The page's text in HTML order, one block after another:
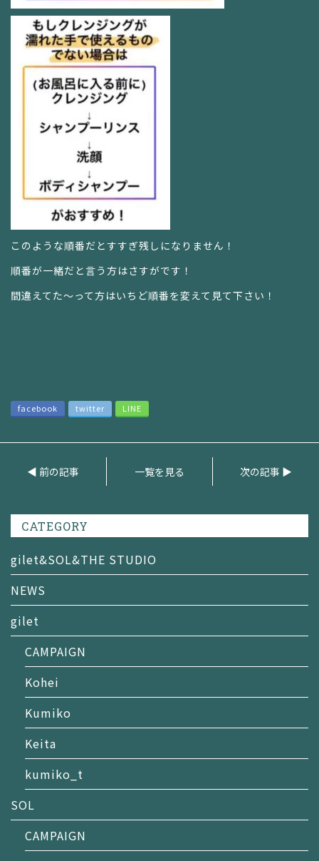
このような順番だとすすぎ残しになりません！
順番が一緒だと言う方はさすがです！
間違えてた～って方はいちど順番を変えて見て下さい！
facebook twitter LINE
◀ 前の記事 一覧を見る 次の記事 ▶
CATEGORY
gilet&SOL&THE STUDIO
NEWS
gilet
CAMPAIGN
Kohei
Kumiko
Keita
kumiko_t
SOL
CAMPAIGN